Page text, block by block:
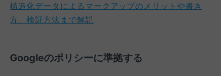
構造化データによるマークアップのメリットや書き
方、検証方法まで解説
Googleのポリシーに準拠する